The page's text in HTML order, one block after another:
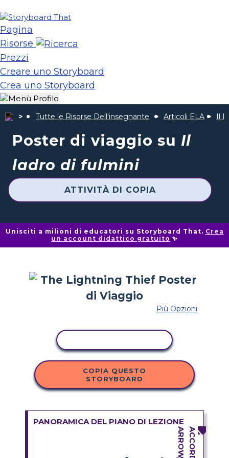
Pagina
Risorse
Prezzi
Creare uno Storyboard
Crea uno Storyboard
Tutte le Risorse Dell'insegnante Articoli ELA Il
Poster di viaggio su Il
ladro di fulmini
ATTIVITÀ DI COPIA
Unisciti a milioni di educatori su Storyboard That. Crea
un account didattico gratuito ✨
Più Opzioni
COPIA QUESTO
STORYBOARD
PANORAMICA DEL PIANO DI LEZIONE